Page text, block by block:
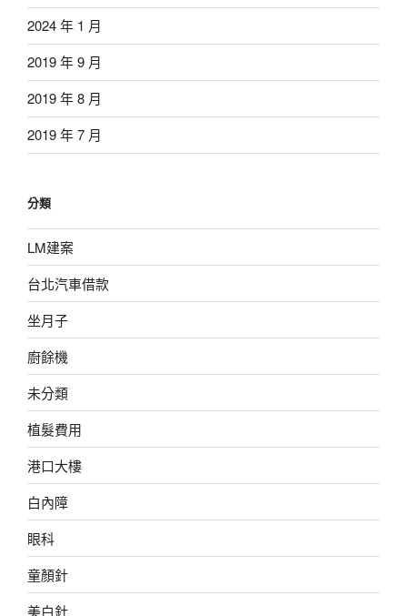
2024 年 1 月
2019 年 9 月
2019 年 8 月
2019 年 7 月
分類
LM建案
台北汽車借款
坐月子
廚餘機
未分類
植髮費用
港口大樓
白內障
眼科
童顏針
美白針